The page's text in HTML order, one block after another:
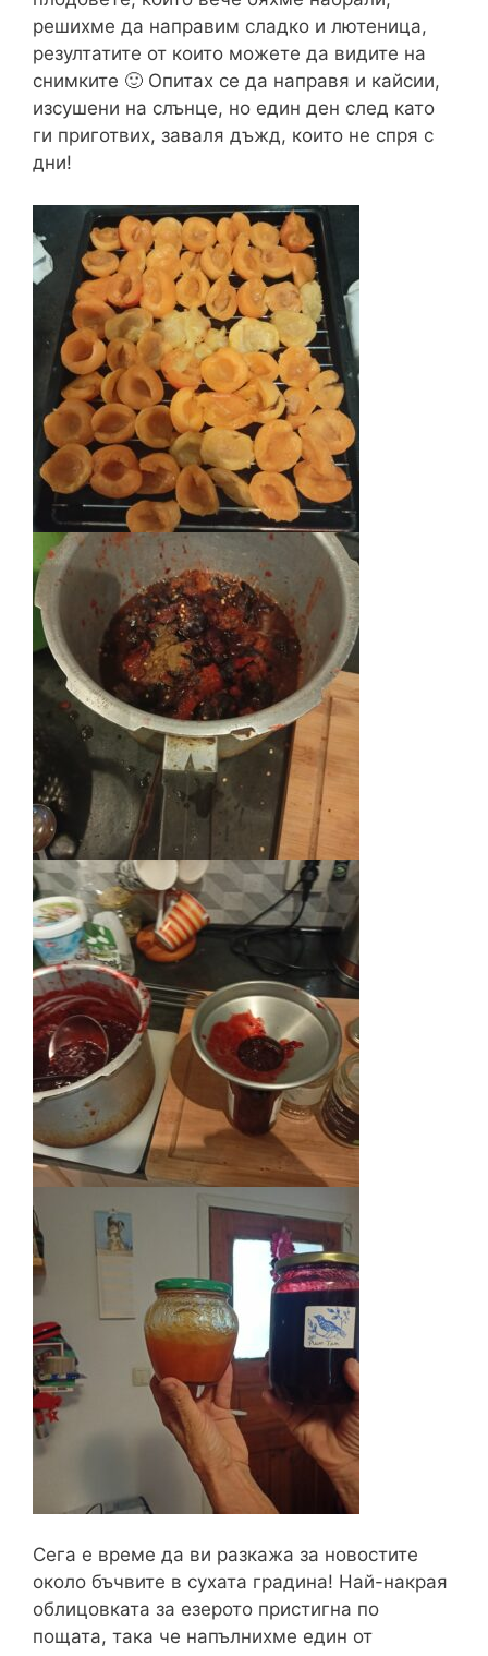
решихме да направим сладко и лютеница,
резултатите от които можете да видите на
снимките 🙂 Опитах се да направя и кайсии,
изсушени на слънце, но един ден след като
ги приготвих, заваля дъжд, които не спря с
дни!
Сега е време да ви разкажа за новостите
около бъчвите в сухата градина! Най-накрая
облицовката за езерото пристигна по
пощата, така че напълнихме един от